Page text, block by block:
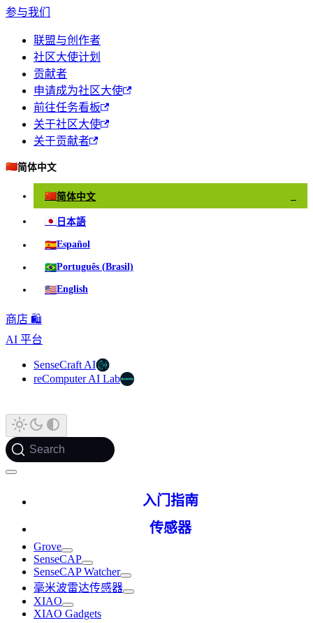
参与我们
联盟与创作者
社区大使计划
贡献者
申请成为社区大使
前往任务看板
关于社区大使
关于贡献者
🇨🇳简体中文
🇨🇳简体中文
🇯🇵 日本語
🇪🇸Español
🇧🇷Português (Brasil)
🇺🇸English
商店 🛍️
AI 平台
SenseCraft AI
reComputer AI Lab
Search
入门指南
传感器
Grove
SenseCAP
SenseCAP Watcher
毫米波雷达传感器
XIAO
XIAO Gadgets